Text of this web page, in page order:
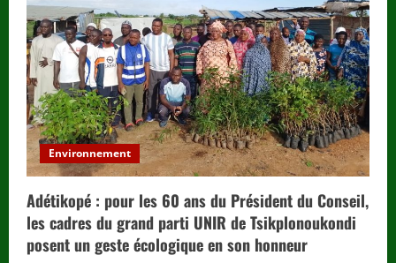
Environnement
Adétikopé : pour les 60 ans du Président du Conseil,
les cadres du grand parti UNIR de Tsikplonoukondi
posent un geste écologique en son honneur